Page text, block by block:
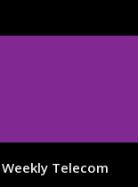
Weekly Telecom